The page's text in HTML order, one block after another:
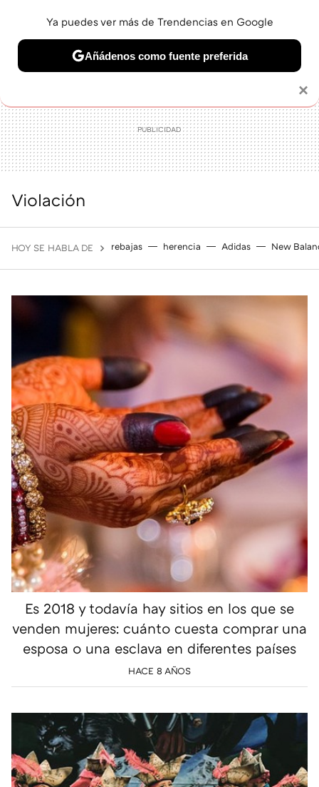
BELLEZA SHOPPING VIAJES GASTRO SNEAKERS
Violación
HOY SE HABLA DE rebajas herencia Adidas New
Es 2018 y todavía hay sitios en los que se
venden mujeres: cuánto cuesta comprar una
esposa o una esclava en diferentes países
HACE 8 AÑOS
×
Ya puedes ver más de Trendencias en Google
Añádenos como fuente preferida